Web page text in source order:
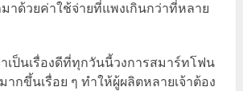
าด้วยค่าใช้จ่ายที่แพงเกินกว่าที่หลาย
เป็นเรื่องดีที่ทุกวันนี้วงการสมาร์ทโฟน
กขึ้นเรื่อย ๆ ทำให้ผู้ผลิตหลายเจ้าต้อง